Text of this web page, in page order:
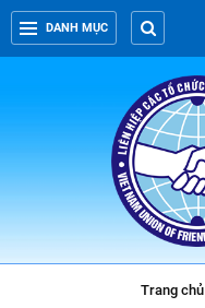
DANH MỤC
Trang chủ